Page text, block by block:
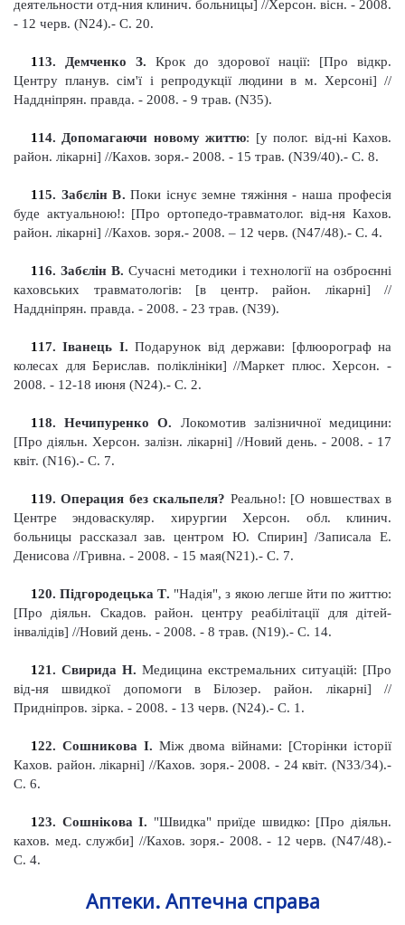
деятельности отд-ния клинич. больницы] //Херсон. вісн. - 2008.
- 12 черв. (N24).- С. 20.
1 13. Демченко З. Крок до здорової нації: [Про відкр.
Центру планув. сім'ї і репродукції людини в м. Херсоні] //
Наддніпрян. правда. - 2008. - 9 трав. (N35).
1 14. Допомагаючи новому життю: [уполог. від-ні Кахов.
район. лікарні] //Кахов. зоря.- 2008. - 15 трав. (N39/40).- С. 8.
1 15. Забєлін В. Поки існує земне тяжіння - наша професія
буде актуальною!: [Про ортопедо-травматолог. від-ня Кахов.
район. лікарні] //Кахов. зоря.- 2008. – 12 черв. (N47/48).- С. 4.
1 16. Забєлін В. Сучасні методики і технології на озброєнні
каховських травматологів: [в центр. район. лікарні]
//
Наддніпрян. правда. - 2008. - 23 трав. (N39).
1 17. Іванець І. Подарунок від держави: [флюорограф на
колесах для Берислав. поліклініки] //Маркет плюс. Херсон. -
2008. - 12-18 июня (N24).- С. 2.
1 18. Нечипуренко О. Локомотив залізничної медицини:
[Про діяльн. Херсон. залізн. лікарні] //Новий день. - 2008. - 17
квіт. (N16).- С. 7.
1 19. Операция без скальпеля? Реально!: [О новшествах в
Центре эндоваскуляр. хирургии Херсон. обл. клинич.
больницы рассказал зав. центром Ю. Спирин] /Записала Е.
Денисова //Гривна. - 2008. - 15 мая(N21).- С. 7.
120. Підгородецька Т. "Надія", з якою легше йти по життю:
[Про діяльн. Скадов. район. центру реабілітації для дітей-
інвалідів] //Новий день. - 2008. - 8 трав. (N19).- С. 14.
121. Свирида Н. Медицина екстремальних ситуацій: [Про
від-ня швидкої допомоги в Білозер. район. лікарні]
//
Придніпров. зірка. - 2008. - 13 черв. (N24).- С. 1.
122. Сошникова І. Між двома війнами: [Сторінки історії
Кахов. район. лікарні] //Кахов. зоря.- 2008. - 24 квіт. (N33/34).-
С. 6.
123. Сошнікова І. "Швидка" приїде швидко: [Про діяльн.
кахов. мед. служби] //Кахов. зоря.- 2008. - 12 черв. (N47/48).-
С. 4.
Аптеки. Аптечна справа